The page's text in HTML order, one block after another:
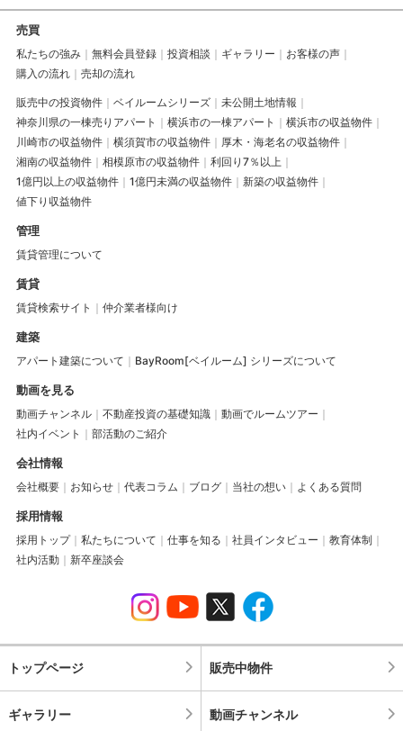
売買
私たちの強み 無料会員登録 投資相談 ギャラリー
お客様の声
購入の流れ
売却の流れ
販売中の投資物件 ベイルームシリーズ
未公開土地情報
神奈川県の一棟売りアパート
横浜市の一棟アパート
横浜市の収益物件
川崎市の収益物件
横須賀市の収益物件
厚木・海老名の収益物件
湘南の収益物件
相模原市の収益物件
利回り7％以上
1億円以上の収益物件
1億円未満の収益物件
新築の収益物件
値下り収益物件
管理
賃貸管理について
賃貸
賃貸検索サイト 仲介業者様向け
建築
アパート建築について BayRoom[ベイルーム] シリーズについて
動画を見る
動画チャンネル 不動産投資の基礎知識
動画でルームツアー
社内イベント
部活動のご紹介
会社情報
会社概要 お知らせ 代表コラム ブログ 当社の想い よくある質問
採用情報
採用トップ 私たちについて 仕事を知る 社員インタビュー
教育体制
社内活動
新卒座談会
トップページ 販売中物件
ギャラリー 動画チャンネル